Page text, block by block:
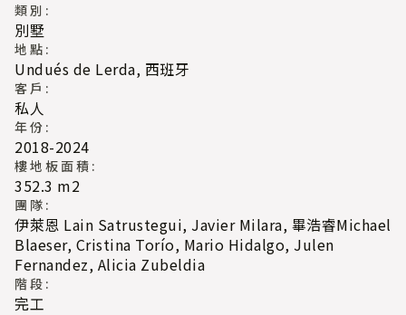
類別:
別墅
地點:
Undués de Lerda, 西班牙
客戶:
私人
年份:
2018-2024
樓地板面積:
352.3 m2
團隊:
伊萊恩 Lain Satrustegui, Javier Milara, 畢浩睿Michael
Blaeser, Cristina Torío, Mario Hidalgo, Julen
Fernandez, Alicia Zubeldia
階段:
完工